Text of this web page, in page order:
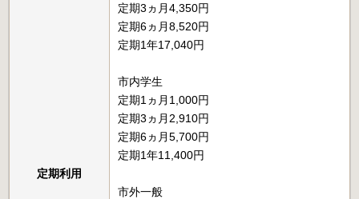
定期利用
定期3ヵ月4,350円
定期6ヵ月8,520円
定期1年17,040円
市内学生
定期1ヵ月1,000円
定期3ヵ月2,910円
定期6ヵ月5,700円
定期1年11,400円
市外一般